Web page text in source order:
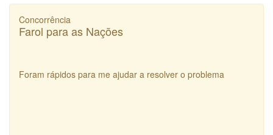
Concorrência
Farol para as Nações
Foram rápidos para me ajudar a resolver o problema